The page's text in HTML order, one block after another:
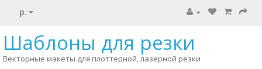
р.
Шаблоны для резки
Векторные макеты для плоттерной, лазерной резки